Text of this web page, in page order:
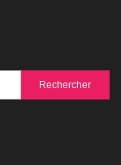
Rechercher :